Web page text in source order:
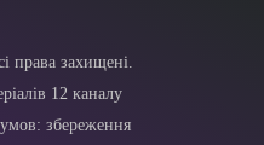
права захищені.
12 каналу
збереження